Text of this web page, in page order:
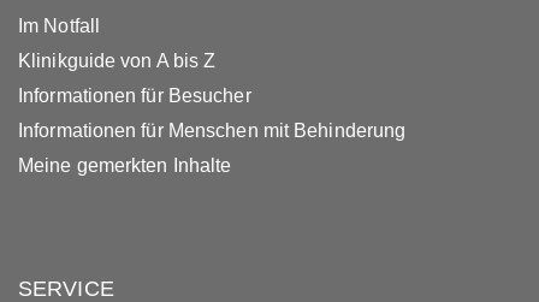
Im Notfall
Klinikguide von A bis Z
Informationen für Besucher
Informationen für Menschen mit Behinderung
Meine gemerkten Inhalte
SERVICE